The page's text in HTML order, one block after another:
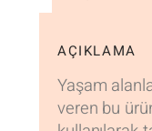
AÇIKLAMA
Yaşam
veren bu